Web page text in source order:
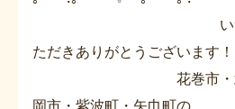
いつもブロ
ただきありがとうございます！
花巻市・北上市
岡市・紫波町・矢巾町の